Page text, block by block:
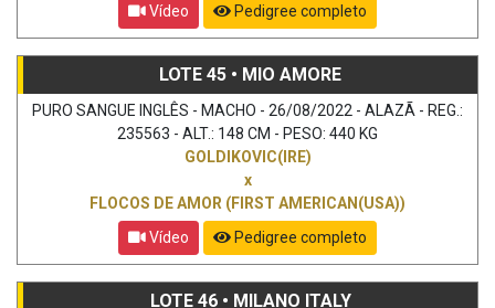
Vídeo
Pedigree completo
LOTE 45 • MIO AMORE
PURO SANGUE INGLÊS - MACHO - 26/08/2022 - ALAZÃ - REG.:
235563 - ALT.: 148 CM - PESO: 440 KG
GOLDIKOVIC(IRE)
x
FLOCOS DE AMOR (FIRST AMERICAN(USA))
Vídeo
Pedigree completo
LOTE 46 • MILANO ITALY